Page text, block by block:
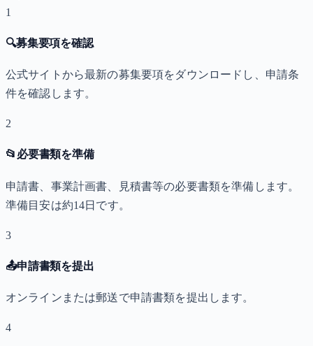
1
🔍募集要項を確認
公式サイトから最新の募集要項をダウンロードし、申請条
件を確認します。
2
📂 必要書類を準備
申請書、事業計画書、見積書等の必要書類を準備します。
準備目安は約14日です。
3
📤申請書類を提出
オンラインまたは郵送で申請書類を提出します。
4